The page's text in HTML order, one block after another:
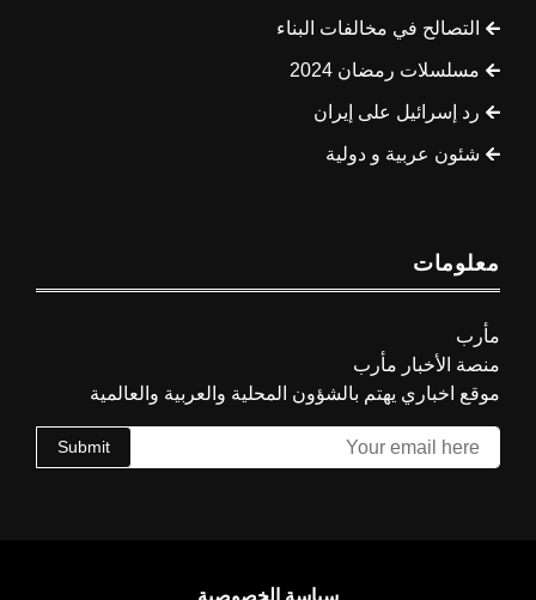
التصالح في مخالفات البناء
مسلسلات رمضان 2024
رد إسرائيل على إيران
شئون عربية و دولية
معلومات
مأرب
منصة الأخبار مأرب
موقع اخباري يهتم بالشؤون المحلية والعربية والعالمية
Submit